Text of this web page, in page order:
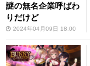
謎の無名企業呼ばわ
りだけど
2024年04月09日 18:00